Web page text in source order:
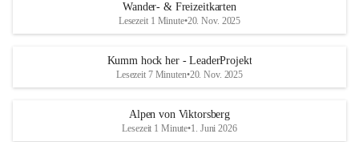
Wander- & Freizeitkarten
Lesezeit 1 Minute•20. Nov. 2025
Kumm hock her - LeaderProjekt
Lesezeit 7 Minuten•20. Nov. 2025
Alpen von Viktorsberg
Lesezeit 1 Minute•1. Juni 2026